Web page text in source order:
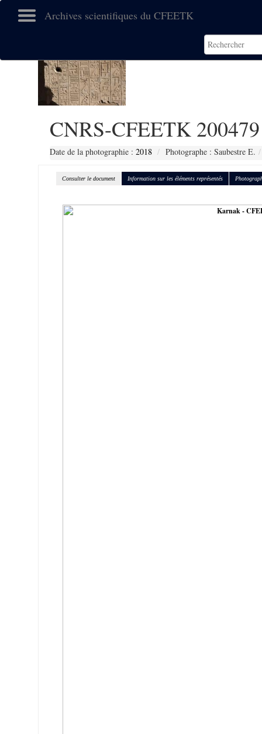
Archives scientifiques du CFEETK
CNRS-CFEETK 200479
Date de la photographie : 2018 Photographe : Saubestre E.
Consulter le document Information sur les éléments représentés